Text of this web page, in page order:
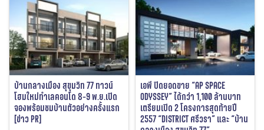
บ้านกลางเมือง สุขุมวิท 77 ทาวน์
โฮมใหม่ทำเลคอนโด 8-9 พ.ย.เปิด
จองพร้อมชมบ้านตัวอย่างครั้งแรก
[ข่าว PR]
เอพี ปิดยอดขาย “AP SPACE
ODYSSEY” ได้กว่า 1,100 ล้านบาท
เตรียมเปิด 2 โครงการสุดท้ายปี
2557 “DISTRICT ศรีวรา” และ “บ้าน